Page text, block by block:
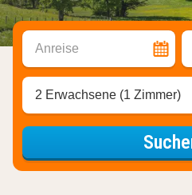
Anreise
2 Erwachsene (1 Zimmer)